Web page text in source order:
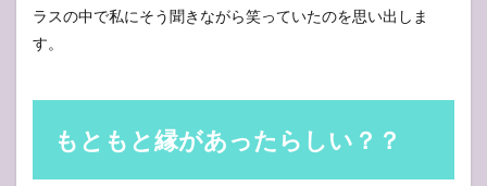
ラスの中で私にそう聞きながら笑っていたのを思い出しま
す。
もともと縁があったらしい？？